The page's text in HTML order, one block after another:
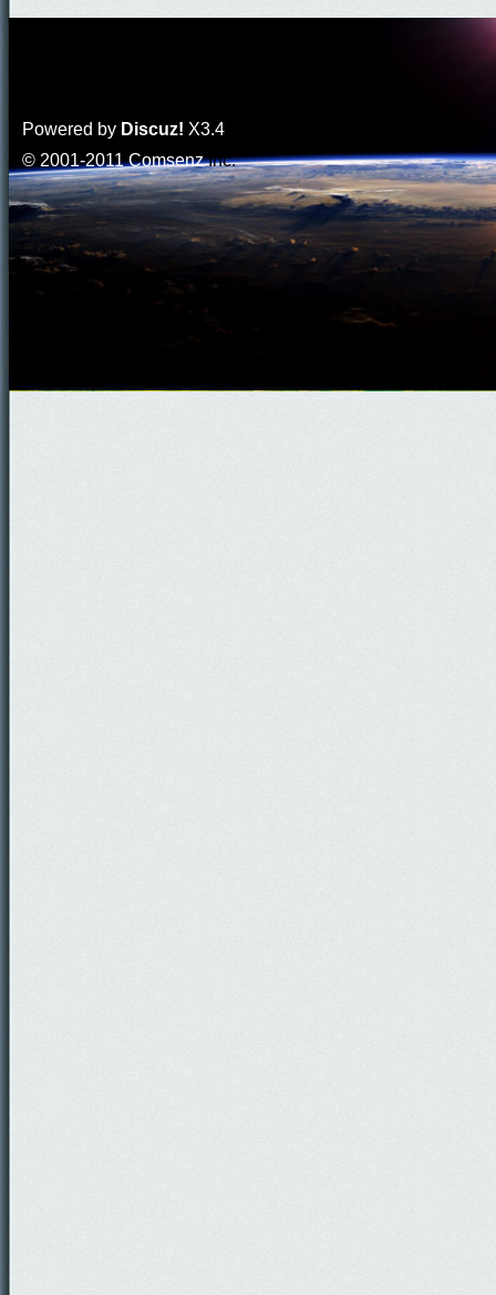
Powered by Discuz! X3.4
© 2001-2011ComsenzInc.